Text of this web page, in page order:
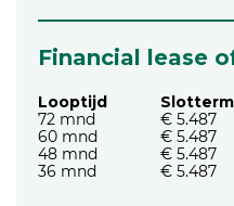
Financial lease
Looptijd
72 mnd
60 mnd
48 mnd
36 mnd
€ 5.487
€ 5.487
€ 5.487
€ 5.487